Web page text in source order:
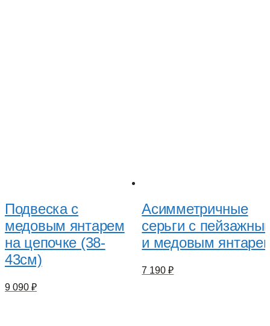
Подвеска с
медовым янтарем
на цепочке (38-
43см)
9 090 ₽
Асимметричные
серьги с
и медовым
7 190₽